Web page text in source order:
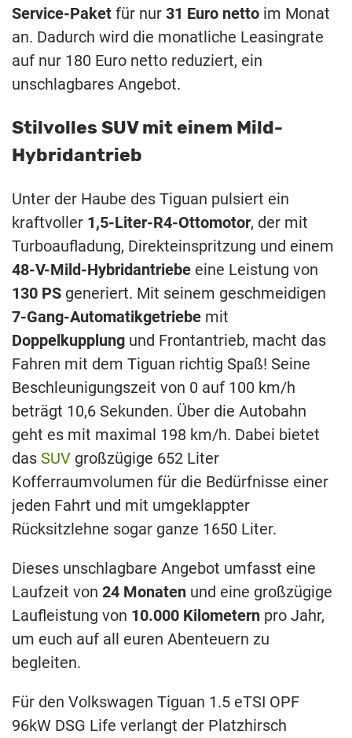
Service-Paket für nur 31 Euro netto im Monat
an. Dadurch wird die monatliche Leasingrate
auf nur 180 Euro netto reduziert, ein
unschlagbares Angebot.
Stilvolles SUV mit einem Mild-
Hybridantrieb
Unter der Haube des Tiguan pulsiert ein
kraftvoller 1,5-Liter-R4-Ottomotor, der mit
Turboaufladung, Direkteinspritzung und einem
48-V-Mild-Hybridantriebe eine Leistung von
130 PS generiert. Mit seinem geschmeidigen
7-Gang-Automatikgetriebe mit
Doppelkupplung und Frontantrieb, macht das
Fahren mit dem Tiguan richtig Spaß! Seine
Beschleunigungszeit von 0 auf 100 km/h
beträgt 10,6 Sekunden. Über die Autobahn
geht es mit maximal 198 km/h. Dabei bietet
das SUV großzügige 652 Liter
Kofferraumvolumen für die Bedürfnisse einer
jeden Fahrt und mit umgeklappter
Rücksitzlehne sogar ganze 1650 Liter.
Dieses unschlagbare Angebot umfasst eine
Laufzeit von 24 Monaten und eine großzügige
Laufleistung von 10.000 Kilometern pro Jahr,
um euch auf all euren Abenteuern zu
begleiten.
Für den Volkswagen Tiguan 1.5 eTSI OPF
96kW DSG Life verlangt der Platzhirsch